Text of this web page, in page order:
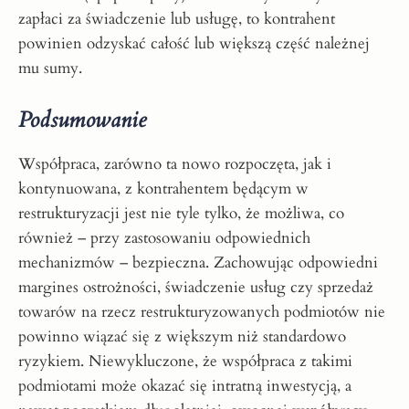
zapłaci za świadczenie lub usługę, to kontrahent
powinien odzyskać całość lub większą część należnej
mu sumy.
Podsumowanie
Współpraca, zarówno ta nowo rozpoczęta, jak i
kontynuowana, z kontrahentem będącym w
restrukturyzacji jest nie tyle tylko, że możliwa, co
również – przy zastosowaniu odpowiednich
mechanizmów – bezpieczna. Zachowując odpowiedni
margines ostrożności, świadczenie usług czy sprzedaż
towarów na rzecz restrukturyzowanych podmiotów nie
powinno wiązać się z większym niż standardowo
ryzykiem. Niewykluczone, że współpraca z takimi
podmiotami może okazać się intratną inwestycją, a